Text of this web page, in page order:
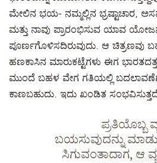
ಮೇಲಿನ ಭಯ- ನಮ್ಮಲ್ಲಿನ ಭ್ರಷ್ಟಾಚಾರ,
ಮತ್ತು ನಾವು ಪ್ರಾರಂಭಿಸುವ ಯಾವ
ಪೂರ್ಣಗೊಳಿಸದಿರುವುದು. ಆ ಚಿತ್ರಣವು
ಹಣಕಾಸಿನ ಮಾರುಕಟ್ಟೆಗಳು ಈಗ ಭಾರತದತ್ತ
ಮುಂದೆ ಬಹಳ ವೇಗ ಗತಿಯಲ್ಲಿ
ಕಾಣಬಹುದು. ಇದು ಖಂಡಿತ
ಪ್ರತಿಯೊಬ್ಬ
ಬಯಸುವುದನ್ನು
ಸಿಗುವಂತಾದಾಗ, ಆ